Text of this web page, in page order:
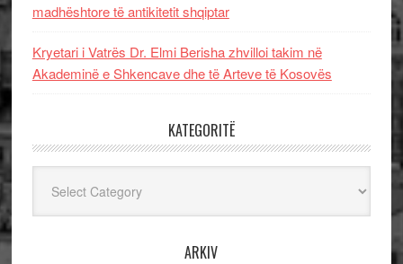
madhështore të antikitetit shqiptar
Kryetari i Vatrës Dr. Elmi Berisha zhvilloi takim në
Akademinë e Shkencave dhe të Arteve të Kosovës
KATEGORITË
ARKIV